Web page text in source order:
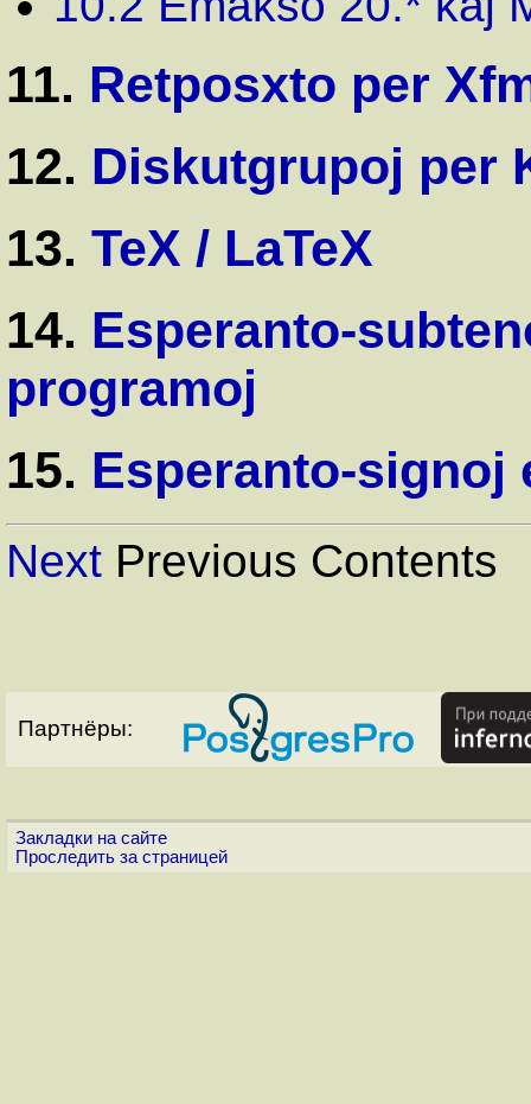
11. Retposxto per
12. Diskutgrupoj per
13. TeX / LaTeX
14. Esperanto-
programoj
15. Esperanto-signoj
Next Previous Contents
Партнёры:
Закладки на сайте
Проследить за страницей